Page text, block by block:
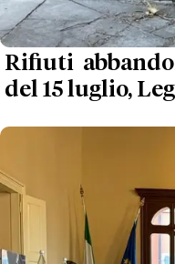
Rifiuti
del 15 luglio,